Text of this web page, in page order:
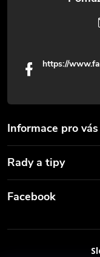
s
u
Informace pro vás
Rady a tipy
https://
Facebook